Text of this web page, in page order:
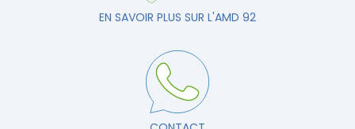
EN SAVOIR PLUS SUR L'AMD 92